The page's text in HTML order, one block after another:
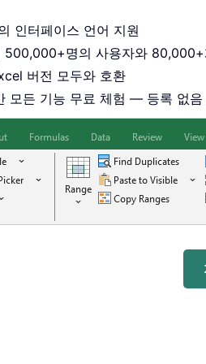
인터페이스 언어 지원
500,000+명의 사용자와 80,000+
버전 모두와 호환
모든 기능 무료 체험 — 등록 없음